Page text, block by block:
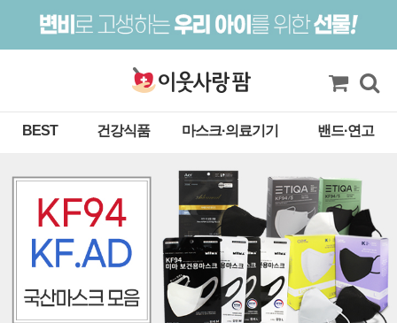
BEST 건강식품 마스크·의료기기 밴드·연고